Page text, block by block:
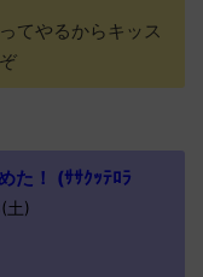
てやるからキッス
た！ (ｻｻｸｯﾃﾛﾗ
土)